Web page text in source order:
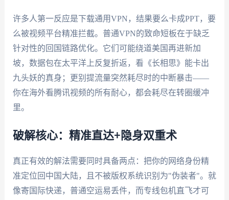
许多人第一反应是下载通用VPN，结果要么卡成PPT，要
么被视频平台精准拦截。普通VPN的致命短板在于缺乏
针对性的回国链路优化。它们可能绕道美国再进新加
坡，数据包在太平洋上反复折返，看《长相思》能卡出
九头妖的真身；更别提流量突然耗尽时的中断暴击——
你在海外看腾讯视频的所有耐心，都会耗尽在转圈缓冲
里。
破解核心：精准直达+隐身双重术
真正有效的解法需要同时具备两点：把你的网络身份精
准定位回中国大陆，且不被版权系统识别为"伪装者"。就
像寄国际快递，普通空运易丢件，而专线包机直飞才可